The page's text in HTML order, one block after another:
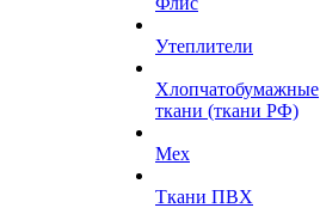
Утеплители
Хлопчатобумажные
ткани (ткани РФ)
Мех
Ткани ПВХ